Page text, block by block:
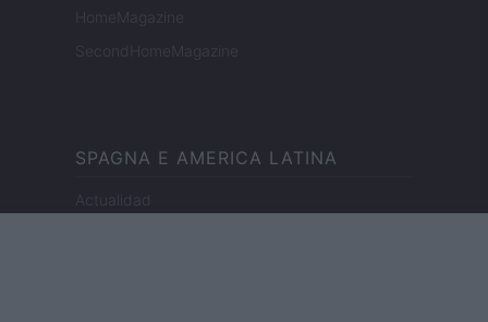
HomeMagazine
SecondHomeMagazine
SPAGNA E AMERICA LATINA
Actualidad